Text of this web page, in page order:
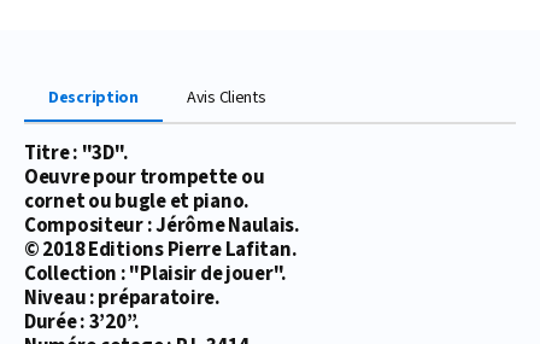
Description Avis Clients
Titre : "3D".
Oeuvre pour trompette ou
cornet ou bugle et piano.
Compositeur : Jérôme Naulais.
© 2018 Editions Pierre Lafitan.
Collection : "Plaisir de jouer".
Niveau : préparatoire.
Durée : 3’20’’.